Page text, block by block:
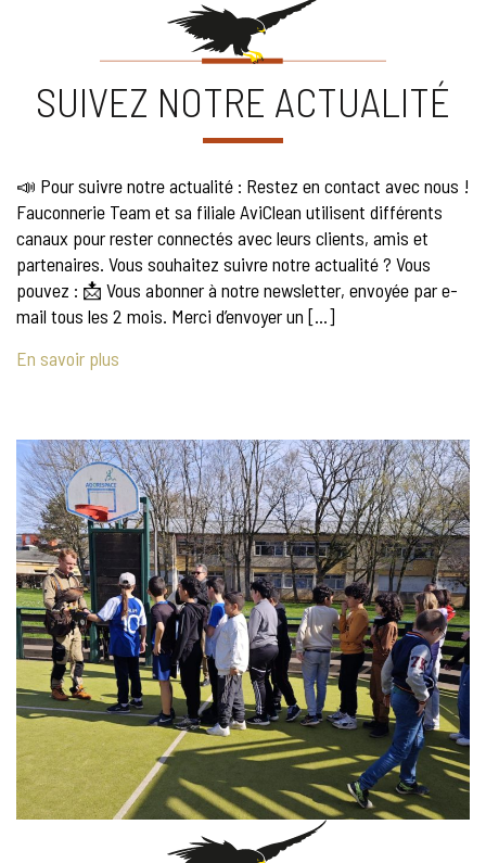
SUIVEZ NOTRE ACTUALITÉ
📣 Pour suivre notre actualité : Restez en contact avec nous !
Fauconnerie Team et sa filiale AviClean utilisent différents
canaux pour rester connectés avec leurs clients, amis et
partenaires. Vous souhaitez suivre notre actualité ? Vous
pouvez : 📩 Vous abonner à notre newsletter, envoyée par e-
mail tous les 2 mois. Merci d’envoyer un […]
En savoir plus